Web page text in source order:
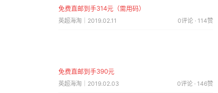
免费直邮到手314元（需用码）
英超海淘｜2019.02.11 0评论 · 114赞
免费直邮到手390元
英超海淘｜2019.02.03 0评论 · 146赞